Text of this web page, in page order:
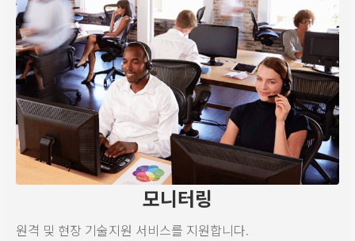
모니터링
원격 및 현장 기술지원 서비스를 지원합니다.